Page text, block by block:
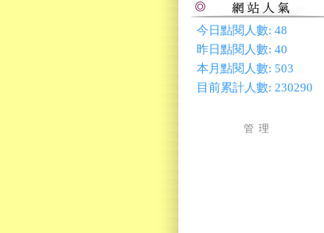
今日點閱人數: 48
昨日點閱人數: 40
本月點閱人數: 503
目前累計人數: 230290
管 理